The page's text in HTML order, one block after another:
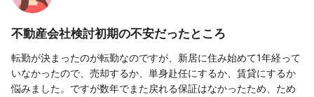
不動産会社検討初期の不安だったところ
転勤が決まったのが転勤なのですが、新居に住み始めて1年経って
いなかったので、売却するか、単身赴任にするか、賃貸にするか
悩みました。ですが数年でまた戻れる保証はなかったため、ため